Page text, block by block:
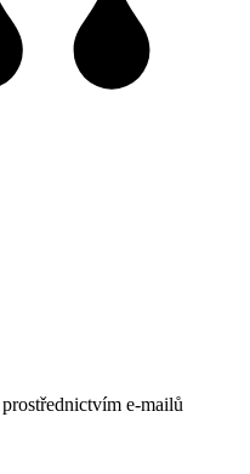
prostřednictvím e-mailů